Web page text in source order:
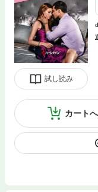
試し読み
カートへ